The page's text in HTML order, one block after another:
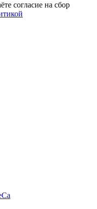
cогласие на сбор